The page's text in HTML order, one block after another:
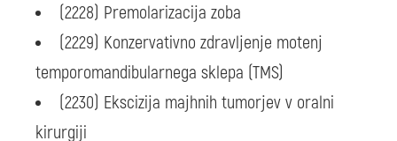
(2228) Premolarizacija zoba
(2229) Konzervativno zdravljenje motenj
temporomandibularnega sklepa (TMS)
(2230) Ekscizija majhnih tumorjev v oralni
kirurgiji